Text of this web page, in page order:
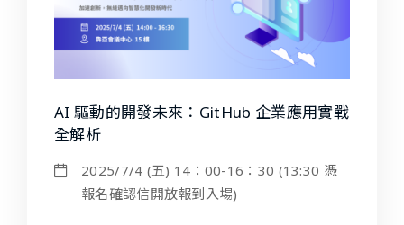
AI 驅動的開發未來：GitHub 企業應用實戰
全解析
2025/7/4 (五) 14：00-16：30 (13:30 憑
報名確認信開放報到入場)